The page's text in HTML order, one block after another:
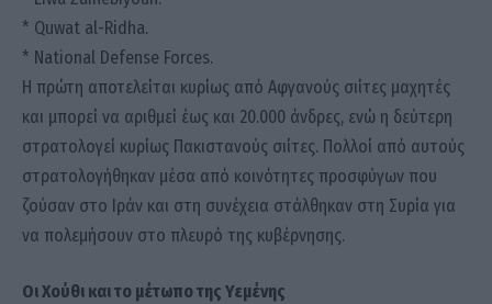
* Quwat al-Ridha.
* National Defense Forces.
Η πρώτη αποτελείται κυρίως από Αφγανούς σιίτες μαχητές
και μπορεί να αριθμεί έως και 20.000 άνδρες, ενώ η δεύτερη
στρατολογεί κυρίως Πακιστανούς σιίτες. Πολλοί από αυτούς
στρατολογήθηκαν μέσα από κοινότητες προσφύγων που
ζούσαν στο Ιράν και στη συνέχεια στάλθηκαν στη Συρία για
να πολεμήσουν στο πλευρό της κυβέρνησης.
Οι Χούθι και το μέτωπο της Υεμένης